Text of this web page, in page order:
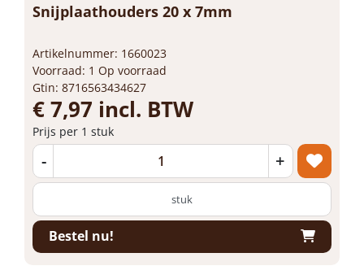
Snijplaathouders 20 x 7mm
Artikelnummer: 1660023
Voorraad: 1 Op voorraad
Gtin: 8716563434627
€ 7,97 incl. BTW
Prijs per 1 stuk
- +
stuk
Bestel nu!